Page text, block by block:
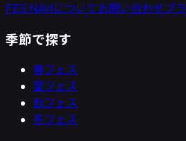
FES NAVIについてお問い合わせプ
季節で探す
春フェス
夏フェス
秋フェス
冬フェス